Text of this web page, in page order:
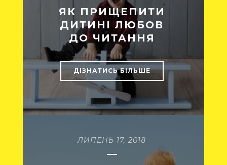
ЯК ПРИЩЕПИТИ
ДИТИНІ ЛЮБОВ
ДО ЧИТАННЯ
ДІЗНАТИСЬ БІЛЬШЕ
ЛИПЕНЬ 17, 2018